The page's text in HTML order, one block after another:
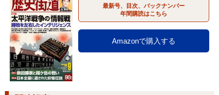
最新号、目次、バックナンバー
年間購読はこちら
Amazonで購入する